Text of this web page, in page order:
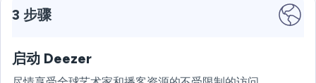
3 步骤
启动 Deezer